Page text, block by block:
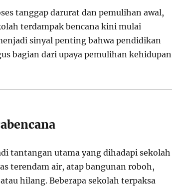
tanggap darurat dan pemulihan awal,
terdampak bencana kini mulai
sinyal penting bahwa pendidikan
bagian dari upaya pemulihan kehidupan
tantangan utama yang dihadapi sekolah
terendam air, atap bangunan roboh,
hilang. Beberapa sekolah terpaksa